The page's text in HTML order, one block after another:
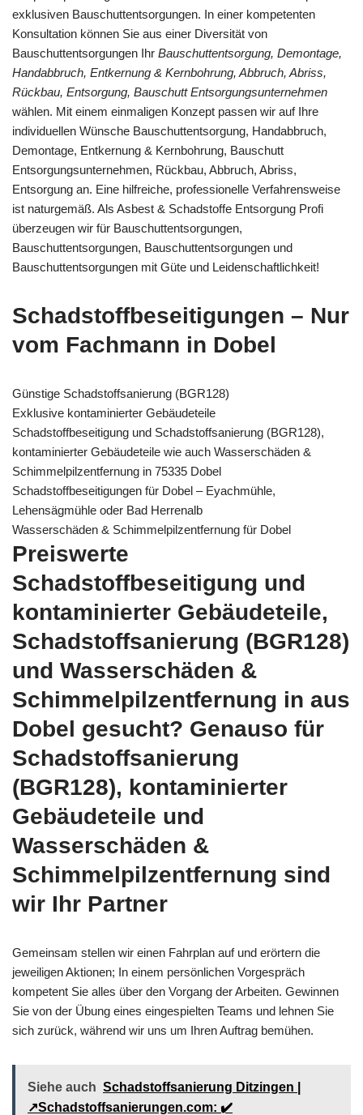
exklusiven Bauschuttentsorgungen. In einer kompetenten
Konsultation können Sie aus einer Diversität von
Bauschuttentsorgungen Ihr Bauschuttentsorgung, Demontage,
Handabbruch, Entkernung & Kernbohrung, Abbruch, Abriss,
Rückbau, Entsorgung, Bauschutt Entsorgungsunternehmen
wählen. Mit einem einmaligen Konzept passen wir auf Ihre
individuellen Wünsche Bauschuttentsorgung, Handabbruch,
Demontage, Entkernung & Kernbohrung, Bauschutt
Entsorgungsunternehmen, Rückbau, Abbruch, Abriss,
Entsorgung an. Eine hilfreiche, professionelle Verfahrensweise
ist naturgemäß. Als Asbest & Schadstoffe Entsorgung Profi
überzeugen wir für Bauschuttentsorgungen,
Bauschuttentsorgungen, Bauschuttentsorgungen und
Bauschuttentsorgungen mit Güte und Leidenschaftlichkeit!
Schadstoffbeseitigungen – Nur
vom Fachmann in Dobel
Günstige Schadstoffsanierung (BGR128)
Exklusive kontaminierter Gebäudeteile
Schadstoffbeseitigung und Schadstoffsanierung (BGR128),
kontaminierter Gebäudeteile wie auch Wasserschäden &
Schimmelpilzentfernung in 75335 Dobel
Schadstoffbeseitigungen für Dobel – Eyachmühle,
Lehensägmühle oder Bad Herrenalb
Wasserschäden & Schimmelpilzentfernung für Dobel
Preiswerte
Schadstoffbeseitigung und
kontaminierter Gebäudeteile,
Schadstoffsanierung (BGR128)
und Wasserschäden &
Schimmelpilzentfernung in aus
Dobel gesucht? Genauso für
Schadstoffsanierung
(BGR128), kontaminierter
Gebäudeteile und
Wasserschäden &
Schimmelpilzentfernung sind
wir Ihr Partner
Gemeinsam stellen wir einen Fahrplan auf und erörtern die
jeweiligen Aktionen; In einem persönlichen Vorgespräch
kompetent Sie alles über den Vorgang der Arbeiten. Gewinnen
Sie von der Übung eines eingespielten Teams und lehnen Sie
sich zurück, während wir uns um Ihren Auftrag bemühen.
Siehe auch Schadstoffsanierung Ditzingen |
↗️Schadstoffsanierungen.com: ✔️